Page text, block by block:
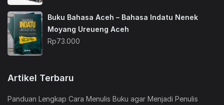
Buku Bahasa Aceh – Bahasa Indatu Nenek
Moyang Ureueng Aceh
Rp73.000
Artikel Terbaru
Panduan Lengkap Cara Menulis Buku agar Menjadi Penulis